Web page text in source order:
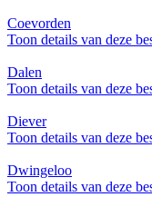
Coevorden
Toon details van deze
Dalen
Toon details van deze
Diever
Toon details van deze
Dwingeloo
Toon details van deze